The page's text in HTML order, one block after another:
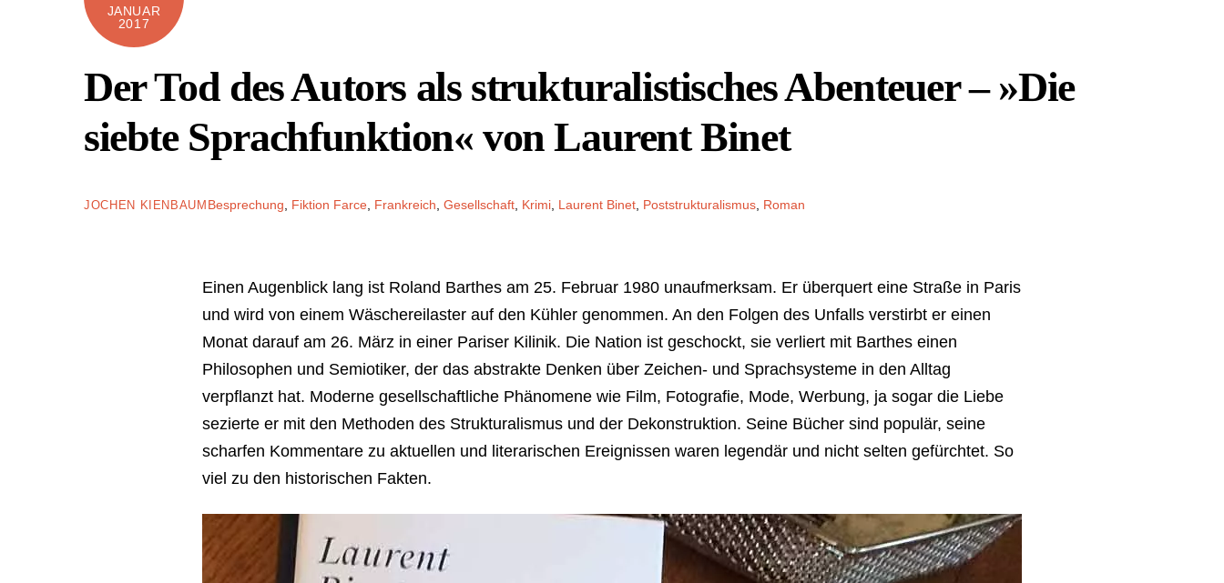
JANUAR
2017
Der Tod des Autors als strukturalistisches Abenteuer – »Die
siebte Sprachfunktion« von Laurent Binet
JOCHEN KIENBAUM Besprechung Fiktion Farce, Frankreich Gesellschaft, Krimi, Laurent Binet, Poststrukturalismus, Roman
Einen Augenblick lang ist Roland Barthes am 25. Februar 1980 unaufmerksam. Er überquert eine Straße in Paris
und wird von einem Wäschereilaster auf den Kühler genommen. An den Folgen des Unfalls verstirbt er einen
Monat darauf am 26. März in einer Pariser Kilinik. Die Nation ist geschockt, sie verliert mit Barthes einen
Philosophen und Semiotiker, der das abstrakte Denken über Zeichen- und Sprachsysteme in den Alltag
verpflanzt hat. Moderne gesellschaftliche Phänomene wie Film, Fotografie, Mode, Werbung, ja sogar die Liebe
sezierte er mit den Methoden des Strukturalismus und der Dekonstruktion. Seine Bücher sind populär, seine
scharfen Kommentare zu aktuellen und literarischen Ereignissen waren legendär und nicht selten gefürchtet. So
viel zu den historischen Fakten.